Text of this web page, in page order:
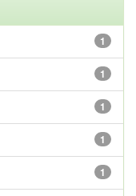
1
1
1
1
1